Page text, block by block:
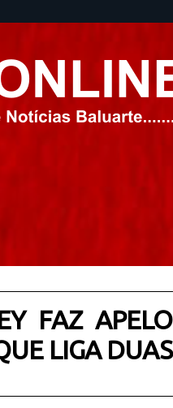
FAZ APELO
LIGA DUAS